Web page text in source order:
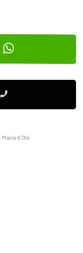
Maria d´Oló